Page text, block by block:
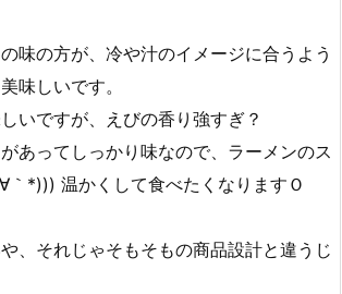
味の方が、冷や汁のイメージに合うよう
味しいです。
いですが、えびの香り強すぎ？
あってしっかり味なので、ラーメンのス
｀*))) 温かくして食べたくなりますＯ
、それじゃそもそもの商品設計と違うじ